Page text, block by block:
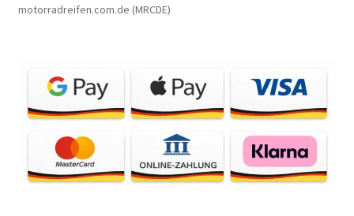
motorradreifen.com.de (MRCDE)